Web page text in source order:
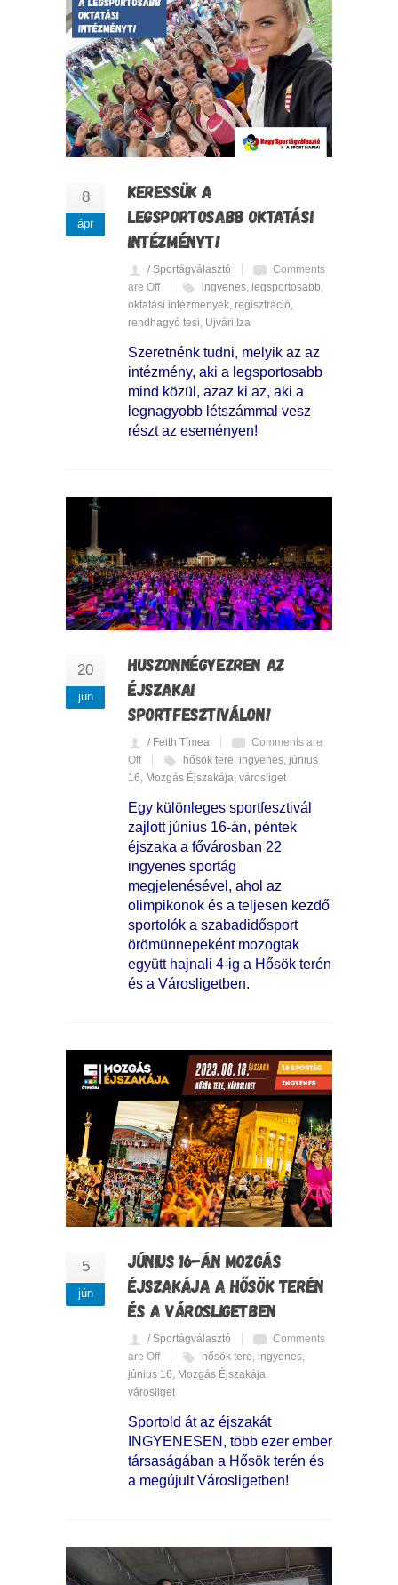
8
ápr
KERESSÜK A
LEGSPORTOSABB OKTATÁSI
INTÉZMÉNYT!
/ Sportágválasztó
Comments
are Off
ingyenes legsportosabb
oktatási intézmények regisztráció
rendhagyó tesi Ujvári Iza
Szeretnénk tudni, melyik az az
intézmény, aki a legsportosabb
mind közül, azaz ki az, aki a
legnagyobb létszámmal vesz
részt az eseményen!
20
jún
HUSZONNÉGYEZREN AZ
ÉJSZAKAI
SPORTFESZTIVÁLON!
/ Feith Tímea
Comments are
Off
hősök tere ingyenes június
16 Mozgás Éjszakája városliget
Egy különleges sportfesztivál
zajlott június 16-án, péntek
éjszaka a fővárosban 22
ingyenes sportág
megjelenésével, ahol az
olimpikonok és a teljesen kezdő
sportolók a szabadidősport
örömünnepeként mozogtak
együtt hajnali 4-ig a Hősök terén
és a Városligetben.
5
jún
JÚNIUS 16-ÁN MOZGÁS
ÉJSZAKÁJA A HŐSÖK TERÉN
ÉS A VÁROSLIGETBEN
/ Sportágválasztó
Comments
are Off
hősök tere, ingyenes,
június 16, Mozgás Éjszakája,
városliget
Sportold át az éjszakát
INGYENESEN, több ezer ember
társaságában a Hősök terén és
a megújult Városligetben!